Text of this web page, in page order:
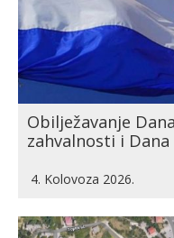
Obilježavanje
zahvalnosti i
4. Kolovoza 2026.